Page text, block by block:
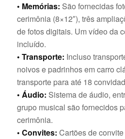
• Memórias: São fornecidas
cerimônia (8×12″), três
de fotos digitais. Um vídeo da
incluído.
• Transporte: Incluso
noivos e padrinhos em carro
transporte para até 18
• Áudio: Sistema de áudio,
grupo musical são fornecidos
cerimônia.
• Convites: Cartões de